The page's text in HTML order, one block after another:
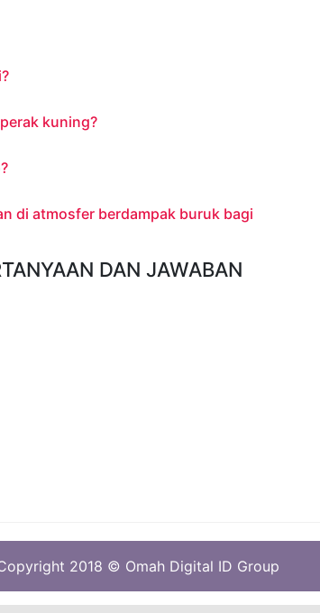
kuning?
di atmosfer berdampak buruk bagi
DAN JAWABAN
2018 © Omah Digital ID Group